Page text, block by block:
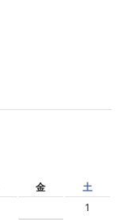
金
土
1